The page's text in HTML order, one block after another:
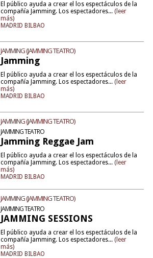
El público ayuda a crear el los espectáculos de la
compañía Jamming. Los espectadores... (leer
más)
MADRID BILBAO
JAMMING (JAMMING TEATRO)
Jamming
El público ayuda a crear el los espectáculos de la
compañía Jamming. Los espectadores... (leer
más)
MADRID BILBAO
JAMMING (JAMMING TEATRO)
JAMMING TEATRO
Jamming Reggae Jam
El público ayuda a crear el los espectáculos de la
compañía Jamming. Los espectadores... (leer
más)
MADRID BILBAO
JAMMING (JAMMING TEATRO)
JAMMING TEATRO
JAMMING SESSIONS
El público ayuda a crear el los espectáculos de la
compañía Jamming. Los espectadores... (leer
más)
MADRID BILBAO